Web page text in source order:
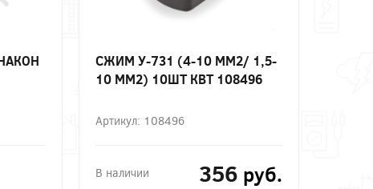
СЖИМ У-731 (4-10 ММ2/ 1,5-
10 ММ2) 10ШТ КВТ 108496
Артикул: 108496
В наличии 356 руб.